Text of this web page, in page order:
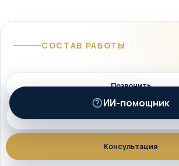
СОСТАВ РАБОТЫ
Что входит в услугу
Позвонить
Консультация
ИИ
ИИ-помощник